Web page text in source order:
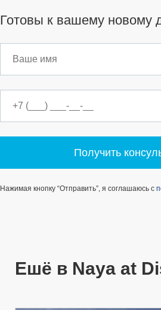
Готовы к вашему новому
Получить
Нажимая кнопку “Отправить”, я соглашаюсь с
Ешё в Naya at